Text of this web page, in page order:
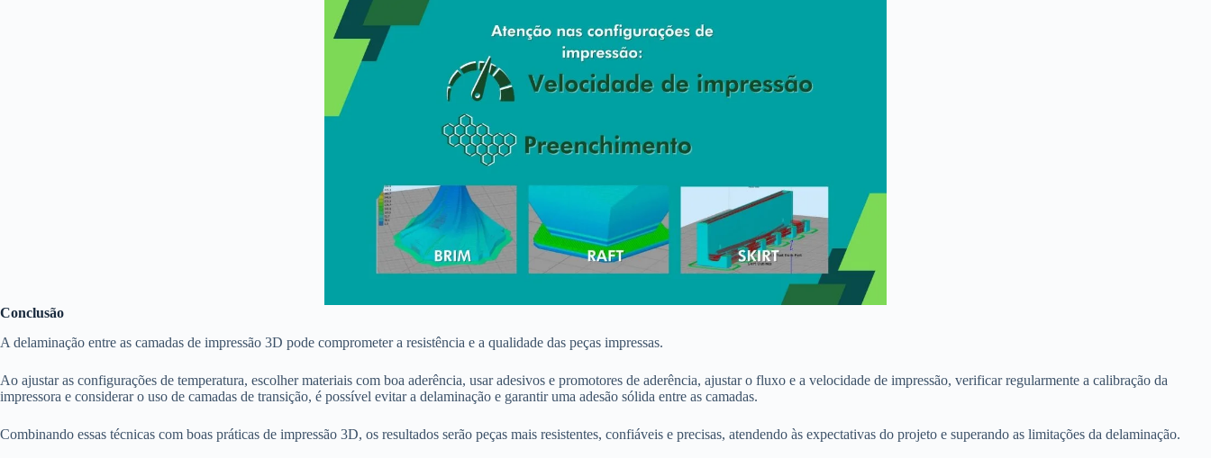
Conclusão
A delaminação entre as camadas de impressão 3D pode comprometer a resistência e a qualidade das peças impressas.
Ao ajustar as configurações de temperatura, escolher materiais com boa aderência, usar adesivos e promotores de aderência, ajustar o fluxo e a velocidade de impressão, verificar regularmente a calibração da
impressora e considerar o uso de camadas de transição, é possível evitar a delaminação e garantir uma adesão sólida entre as camadas.
Combinando essas técnicas com boas práticas de impressão 3D, os resultados serão peças mais resistentes, confiáveis e precisas, atendendo às expectativas do projeto e superando as limitações da delaminação.